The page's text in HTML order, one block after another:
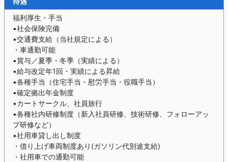
福利厚生・手当
•社会保険完備
•交通費支給（当社規定による）
・車通勤可能
•賞与／夏季・冬季（実績による）
•給与改定年1回・実績による昇給
•各種手当（住宅手当・慰労手当・役職手当）
•確定拠出年金制度
•カートサークル、社員旅行
•各種社内研修制度（新入社員研修、技術研修、フォローアッ
プ研修など）
•社用車貸し出し制度
・借り上げ車両制度あり(ガソリン代別途支給)
・社用車での通勤可能